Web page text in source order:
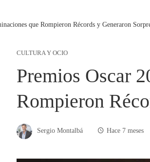
que Rompieron Récords y Generaron
CULTURA Y OCIO
Premios Oscar
Rompieron
Sergio Montalbá Hace 7 meses